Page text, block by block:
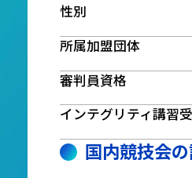
性別
所属加盟団体
審判員資格
インテグリティ講習
国内競技会